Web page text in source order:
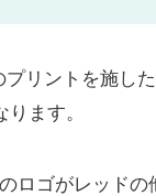
プリントを施し
ます。
ロゴがレッドの